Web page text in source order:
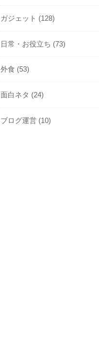
ガジェット (128)
日常・お役立ち (73)
外食 (53)
面白ネタ (24)
ブログ運営 (10)